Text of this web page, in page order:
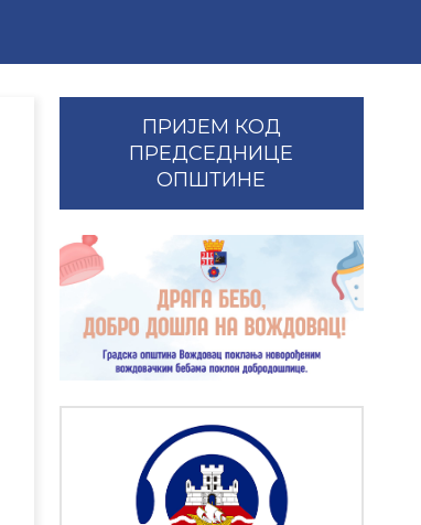
ПРИЈЕМ КОД
ПРЕДСЕДНИЦЕ
ОПШТИНЕ